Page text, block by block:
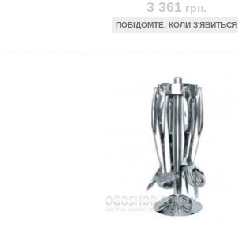
3 361 грн.
ПОВІДОМТЕ, КОЛИ З'ЯВИТЬСЯ